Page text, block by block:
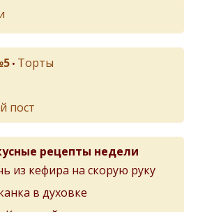
• Торты
пост
рецепты недели
из кефира на скорую руку
в духовке